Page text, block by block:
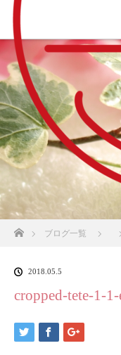
ホームブログ一覧
2018.05.5
cropped-tete-1-